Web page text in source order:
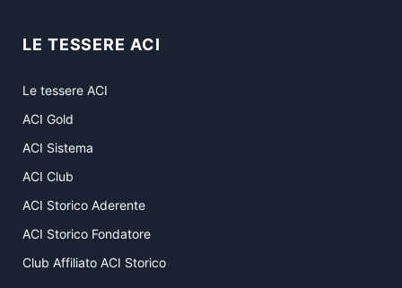
LE TESSERE ACI
Le tessere ACI
ACI Gold
ACI Sistema
ACI Club
ACI Storico Aderente
ACI Storico Fondatore
Club Affiliato ACI Storico